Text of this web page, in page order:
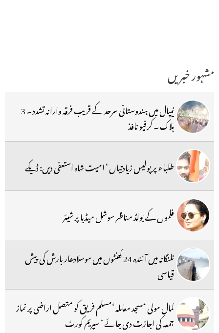
مشہور خبریں
نیپال میں ہندوستانی سرحد کے قریب فرقہ وارانہ تشدد ۔ 3
ہلاک ۔ کرفیو نافذ
طلباء پر پولیس زیادتیاں ‘ امیت شاہ استعفی دیں: ڈپکے
فلموں کے بولڈ مناظر سوشل میڈیا پر شیئر
تلنگانہ میں آئندہ 24 گھنٹوں میں موسلادھار بارش کی پیش
قیاسی
کمال مولی مسجد معاملہ ‘مسلم فریق کو متصل اراضی پر نماز
جمعہ کی اجازت دی جائے ‘ سپریم کورٹ